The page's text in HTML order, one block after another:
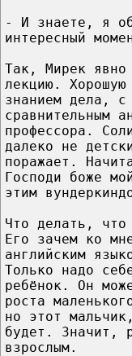
- И знаете, я
интересный
Так, Мирек явно
лекцию.
знанием дела, с
сравнительным
профессора.
далеко не
поражает.
Господи боже
этим
Что делать,
Его зачем ко
английским
Только надо
ребёнок. Он
роста
но этот
будет. Значит,
взрослым.